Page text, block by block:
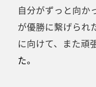
自分がずっと向か
が優勝に繋げられ
に向けて、また頑
た。